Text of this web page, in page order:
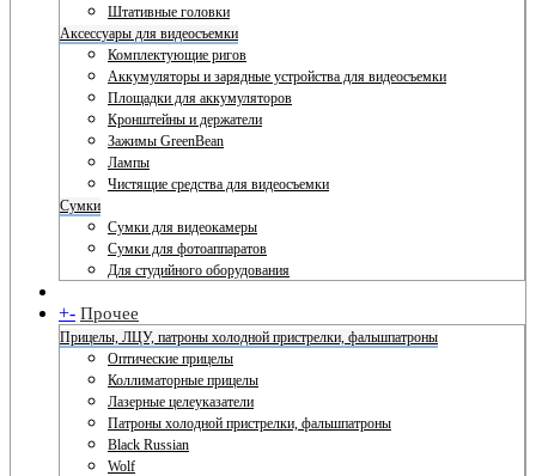
Штативные головки
Аксессуары для видеосъемки
Комплектующие ригов
Аккумуляторы и зарядные устройства для видеосъемки
Площадки для аккумуляторов
Кронштейны и держатели
Зажимы GreenBean
Лампы
Чистящие средства для видеосъемки
Сумки
Сумки для видеокамеры
Сумки для фотоаппаратов
Для студийного оборудования
+- Прочее
Прицелы, ЛЦУ, патроны холодной пристрелки, фальшпатроны
Оптические прицелы
Коллиматорные прицелы
Лазерные целеуказатели
Патроны холодной пристрелки, фальшпатроны
Black Russian
Wolf